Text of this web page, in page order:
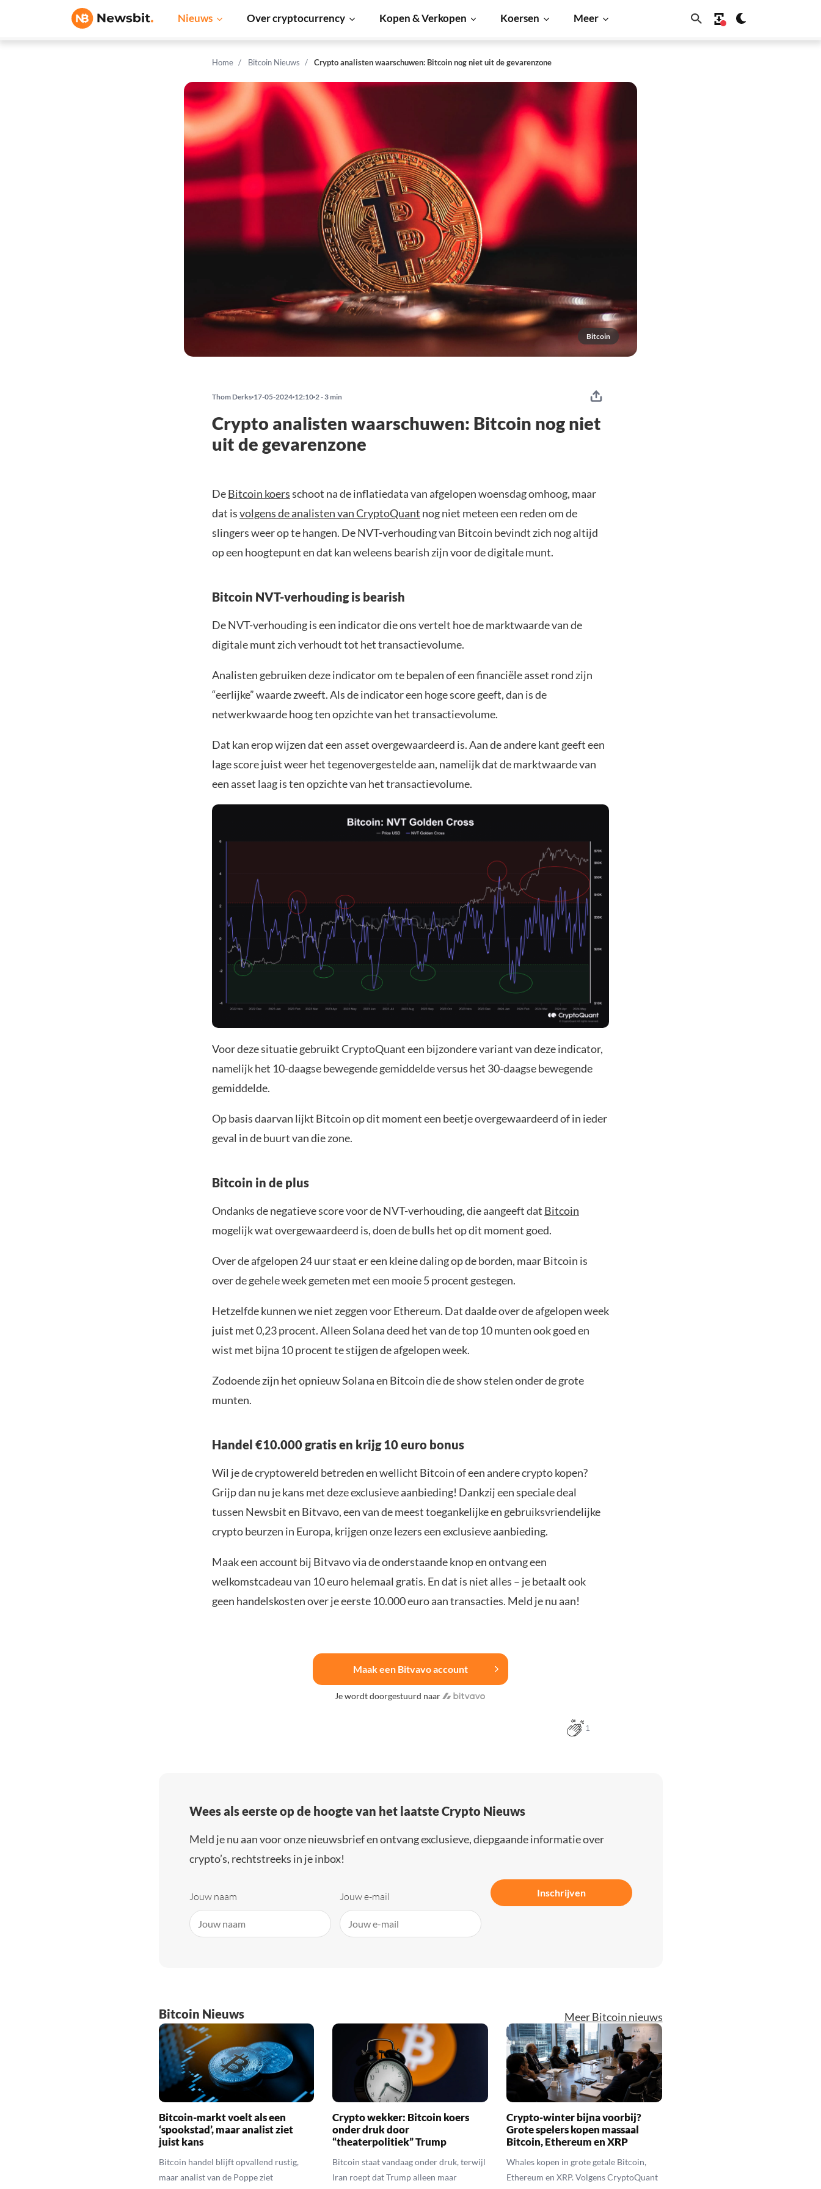
Nieuws Over cryptocurrency Kopen & Verkopen Koersen Meer
Home Bitcoin Nieuws Crypto analisten waarschuwen: Bitcoin nog niet uit de gevarenzone
Bitcoin
Thom Derks 17-05-2024 12:10 2 - 3 min
Crypto analisten waarschuwen: Bitcoin nog niet
uit de gevarenzone
DeBitcoin koersschoot na de inflatiedata van afgelopen woensdag omhoog, maar
dat isvolgens de analisten van CryptoQuant nog niet meteen een reden om de
slingers weer op te hangen. De NVT-verhouding van Bitcoin bevindt zich nog altijd
op een hoogtepunt en dat kan weleens bearish zijn voor de digitale munt.
Bitcoin NVT-verhouding is bearish
De NVT-verhouding is een indicator die ons vertelt hoe de marktwaarde van de
digitale munt zich verhoudt tot het transactievolume.
Analisten gebruiken deze indicator om te bepalen of een financiële asset rond zijn
“eerlijke” waarde zweeft. Als de indicator een hoge score geeft, dan is de
netwerkwaarde hoog ten opzichte van het transactievolume.
Dat kan erop wijzen dat een asset overgewaardeerd is. Aan de andere kant geeft een
lage score juist weer het tegenovergestelde aan, namelijk dat de marktwaarde van
een asset laag is ten opzichte van het transactievolume.
Voor deze situatie gebruikt CryptoQuant een bijzondere variant van deze indicator,
namelijk het 10-daagse bewegende gemiddelde versus het 30-daagse bewegende
gemiddelde.
Op basis daarvan lijkt Bitcoin op dit moment een beetje overgewaardeerd of in ieder
geval in de buurt van die zone.
Bitcoin in de plus
Ondanks de negatieve score voor de NVT-verhouding, die aangeeft dat Bitcoin
mogelijk wat overgewaardeerd is, doen de bulls het op dit moment goed.
Over de afgelopen 24 uur staat er een kleine daling op de borden, maar Bitcoin is
over de gehele week gemeten met een mooie 5 procent gestegen.
Hetzelfde kunnen we niet zeggen voor Ethereum. Dat daalde over de afgelopen week
juist met 0,23 procent. Alleen Solana deed het van de top 10 munten ook goed en
wist met bijna 10 procent te stijgen de afgelopen week.
Zodoende zijn het opnieuw Solana en Bitcoin die de show stelen onder de grote
munten.
Handel €10.000 gratis en krijg 10 euro bonus
Wil je de cryptowereld betreden en wellicht Bitcoin of een andere crypto kopen?
Grijp dan nu je kans met deze exclusieve aanbieding! Dankzij een speciale deal
tussen Newsbit en Bitvavo, een van de meest toegankelijke en gebruiksvriendelijke
crypto beurzen in Europa, krijgen onze lezers een exclusieve aanbieding.
Maak een account bij Bitvavo via de onderstaande knop en ontvang een
welkomstcadeau van 10 euro helemaal gratis. En dat is niet alles – je betaalt ook
geen handelskosten over je eerste 10.000 euro aan transacties. Meld je nu aan!
Maak een Bitvavo account
Je wordt doorgestuurd naar
1
Wees als eerste op de hoogte van het laatste Crypto Nieuws
Meld je nu aan voor onze nieuwsbrief en ontvang exclusieve, diepgaande informatie over
crypto’s, rechtstreeks in je inbox!
Jouw naam Jouw e-mail Inschrijven
Bitcoin Nieuws Meer Bitcoin nieuws
Bitcoin-markt voelt als een
‘spookstad’, maar analist ziet
juist kans
Bitcoin handel blijft opvallend rustig,
maar analist van de Poppe ziet
Crypto wekker: Bitcoin koers
onder druk door
“theaterpolitiek” Trump
Bitcoin staat vandaag onder druk, terwijl
Iran roept dat Trump alleen maar
Crypto-winter bijna voorbij?
Grote spelers kopen massaal
Bitcoin, Ethereum en XRP
Whales kopen in grote getale Bitcoin,
Ethereum en XRP. Volgens CryptoQuant